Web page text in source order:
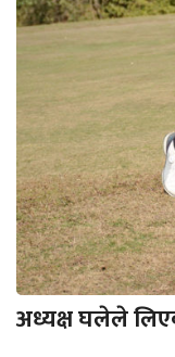
अध्यक्ष घलेले